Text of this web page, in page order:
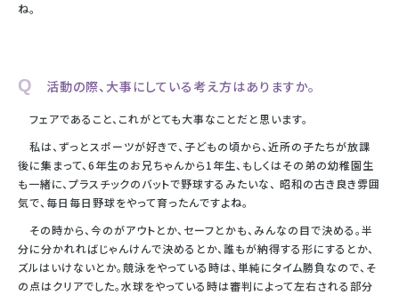
ね。
Q 活動の際、大事にしている考え方はありますか。
フェアであること、これがとても大事なことだと思います。
私は、ずっとスポーツが好きで、子どもの頃から、近所の子たちが放課
後に集まって、6年生のお兄ちゃんから1年生、もしくはその弟の幼稚園生
も一緒に、プラスチックのバットで野球するみたいな、 昭和の古き良き雰囲
気で、毎日毎日野球をやって育ったんですよね。
その時から、今のがアウトとか、セーフとかも、みんなの目で決める。半
分に分かれればじゃんけんで決めるとか、誰もが納得する形にするとか、
ズルはいけないとか。競泳をやっている時は、単純にタイム勝負なので、そ
の点はクリアでした。水球をやっている時は審判によって左右される部分